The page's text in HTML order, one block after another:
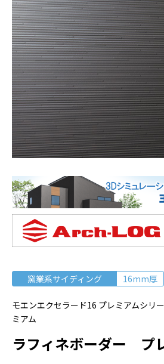
窯業系サイディング 16mm厚
モエンエクセラード16 プレミアムシ
ミアム
ラフィネボーダー プ